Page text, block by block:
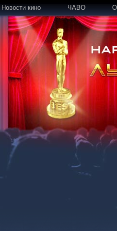
Новости кино ЧАВО